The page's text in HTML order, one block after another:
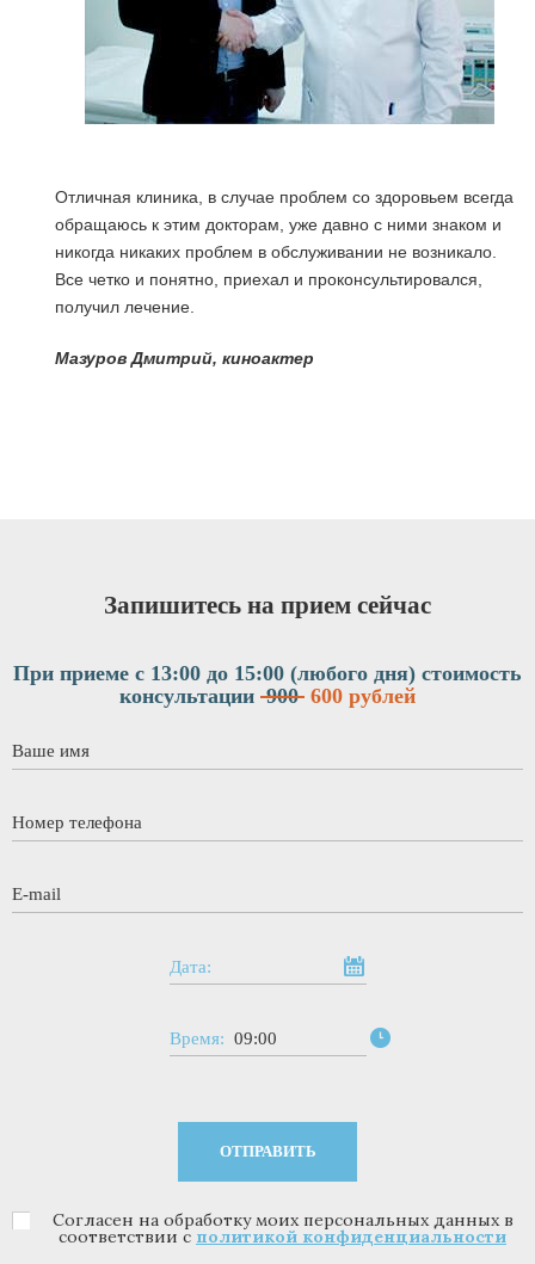
Отличная клиника, в случае проблем со здоровьем всегда
обращаюсь к этим докторам, уже давно с ними знаком и
никогда никаких проблем в обслуживании не возникало.
Все четко и понятно, приехал и проконсультировался,
получил лечение.
Мазуров Дмитрий, киноактер
Запишитесь на прием сейчас
При приеме с 13:00 до 15:00 (любого дня) стоимость
консультации 900 600 рублей
Ваше имя
Номер телефона
E-mail
Дата:
Время: 09:00
Политика конфиденциальности*
Согласен на обработку моих персональных данных в
соответствии с политикой конфиденциальности